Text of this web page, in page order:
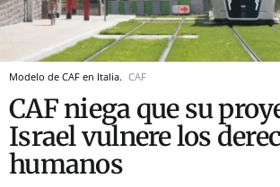
Modelo de CAF en Italia. CAF
CAF niega que su
Israel vulnere los
humanos